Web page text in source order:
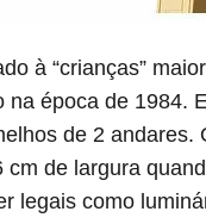
à “crianças”
na época de 1984.
de 2 andares.
cm de largura
legais como